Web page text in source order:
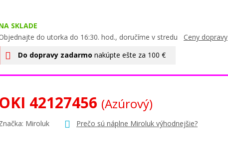
SKLADE
do utorka do 16:30. hod., doručíme v stredu Ceny dopravy
Do dopravy zadarmo nakúpte ešte za 100 €
OKI 42127456 (Azúrový)
Miroluk Prečo sú náplne Miroluk výhodnejšie?